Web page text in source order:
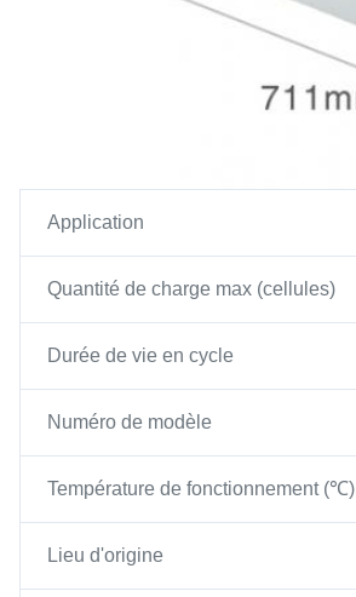
Application
Quantité de charge max (cellules)
Durée de vie en cycle
Numéro de modèle
Température de fonctionnement (℃)
Lieu d'origine